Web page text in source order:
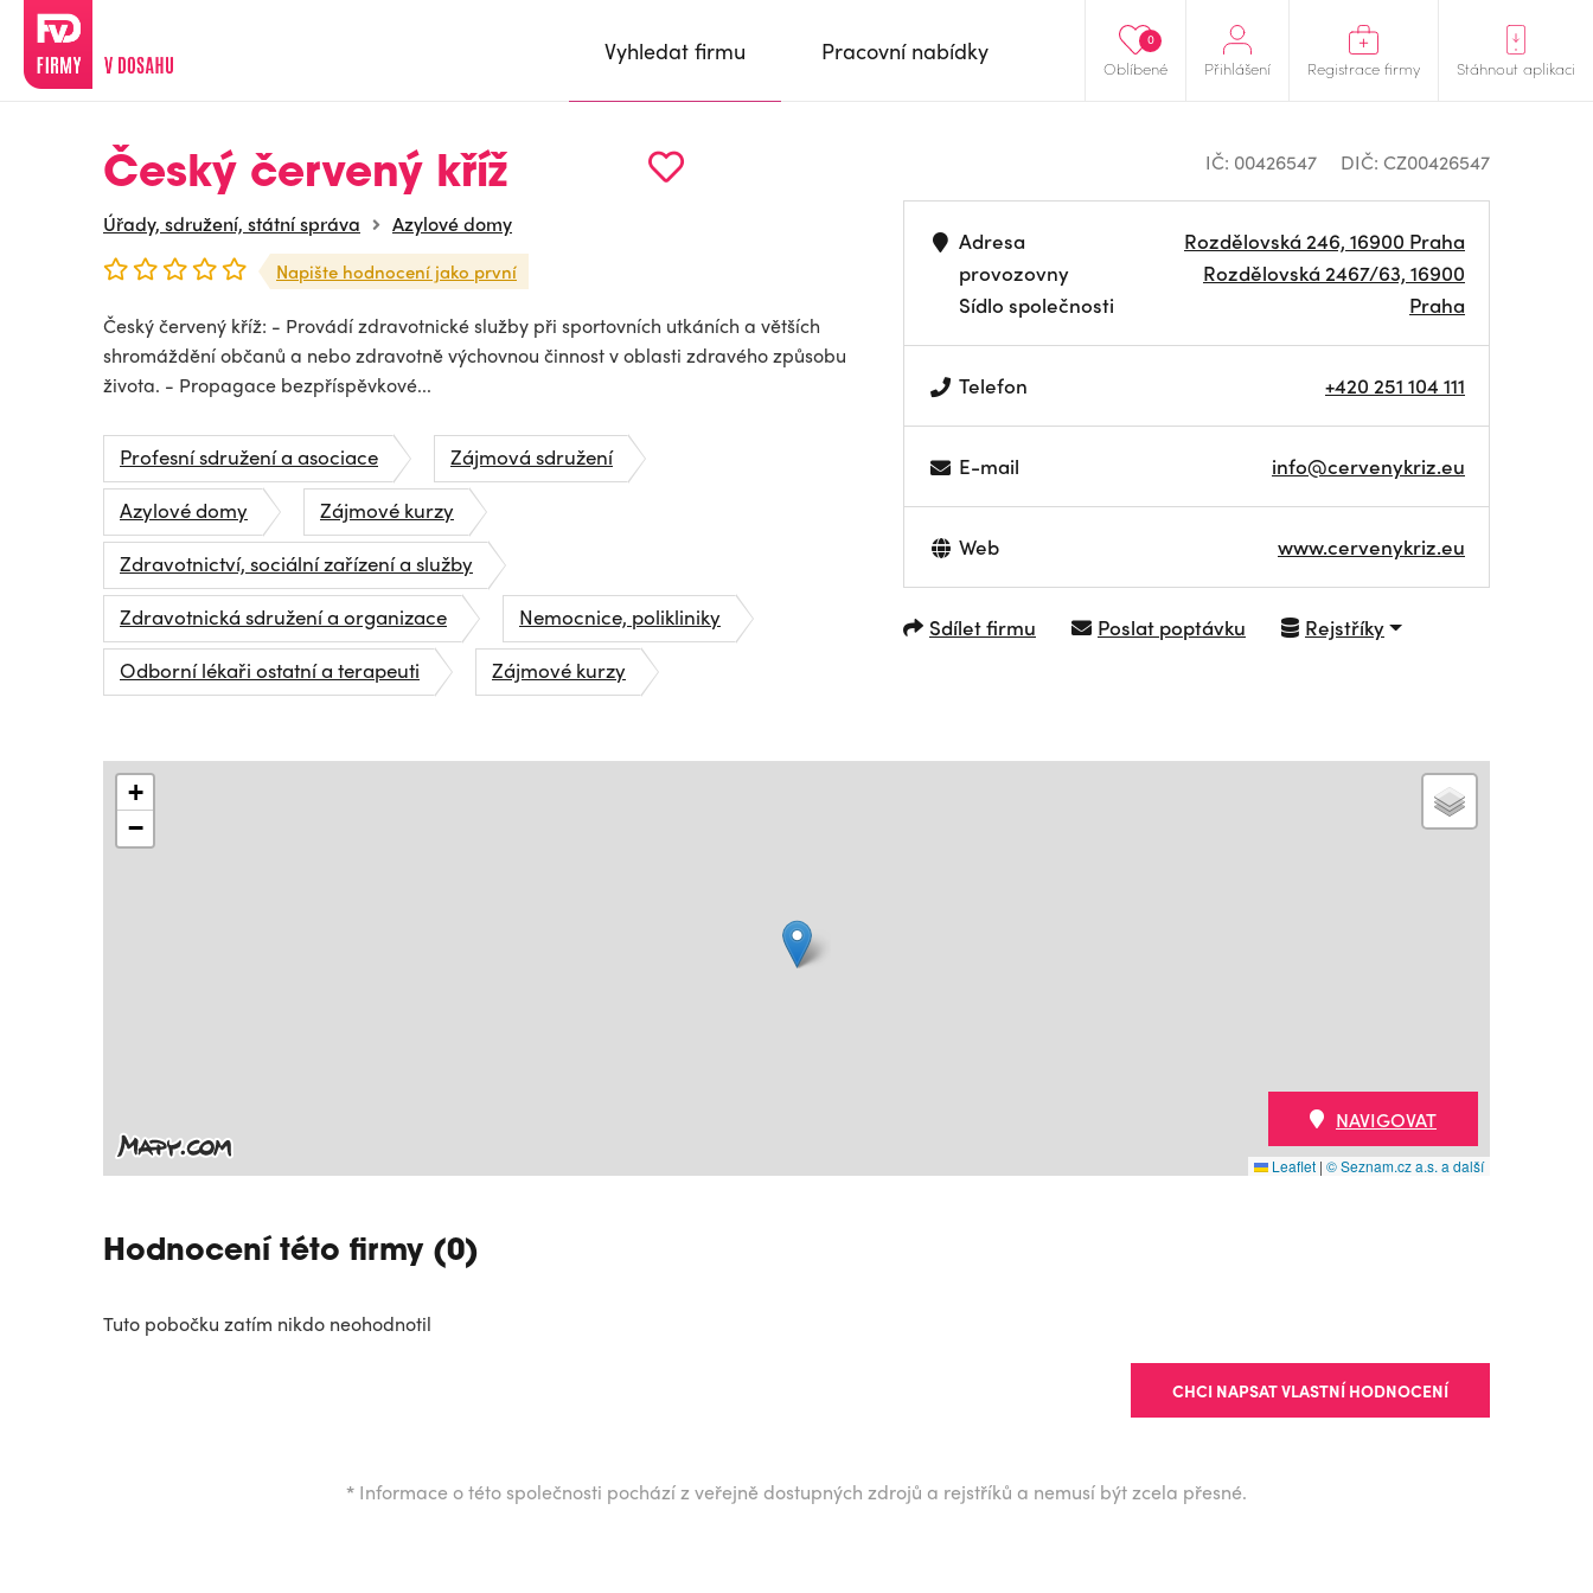
Oblíbené
0
Přihlášení Registrace firmy Stáhnout aplikaci
Vyhledat firmu Pracovní nabídky
Český červený kříž
Úřady, sdružení, státní správa Azylové domy
Napište hodnocení jako první
Český červený kříž: - Provádí zdravotnické služby při sportovních utkáních a větších
shromáždění občanů a nebo zdravotně výchovnou činnost v oblasti zdravého způsobu
života. - Propagace bezpříspěvkové...
Profesní sdružení a asociace
Zájmová sdružení
Azylové domy
Zájmové kurzy
Zdravotnictví, sociální zařízení a služby
Zdravotnická sdružení a organizace
Nemocnice, polikliniky
Odborní lékaři ostatní a terapeuti
Zájmové kurzy
IČ: 00426547 DIČ: CZ00426547
Adresa
provozovny
Sídlo společnosti
Rozdělovská 246, 16900 Praha
Rozdělovská 2467/63, 16900
Praha
Telefon +420 251 104 111
E-mail info@cervenykriz.eu
Web www.cervenykriz.eu
Sdílet firmu Poslat poptávku Rejstříky
+
−
Leaflet | © Seznam.cz a.s. a další
NAVIGOVAT
Hodnocení této firmy (0)
Tuto pobočku zatím nikdo neohodnotil
CHCI NAPSAT VLASTNÍ HODNOCENÍ
* Informace o této společnosti pochází z veřejně dostupných zdrojů a rejstříků a nemusí být zcela přesné.